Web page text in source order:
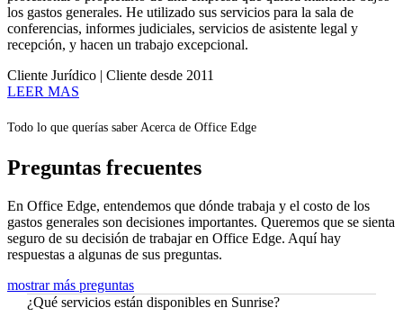
los gastos generales. He utilizado sus servicios para la sala de
conferencias, informes judiciales, servicios de asistente legal y
recepción, y hacen un trabajo excepcional.
Cliente Jurídico | Cliente desde 2011
LEER MAS
Todo lo que querías saber Acerca de Office Edge
Preguntas frecuentes
En Office Edge, entendemos que dónde trabaja y el costo de los
gastos generales son decisiones importantes. Queremos que se sienta
seguro de su decisión de trabajar en Office Edge. Aquí hay
respuestas a algunas de sus preguntas.
mostrar más preguntas
¿Qué servicios están disponibles en Sunrise?